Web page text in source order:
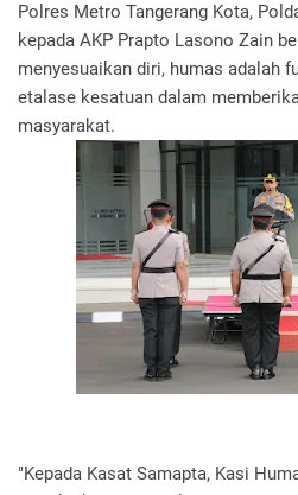
Polres Metro Tangerang Kota,
kepada AKP Prapto Lasono Zain
menyesuaikan diri, humas adalah
etalase kesatuan dalam
masyarakat.
"Kepada Kasat Samapta, Kasi